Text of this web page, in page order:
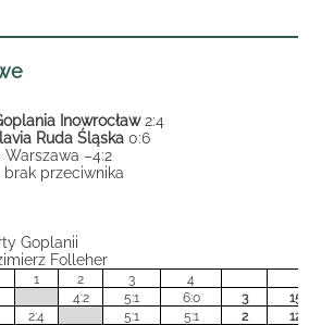
Inowrocław2:4
Ruda Śląska 0:6
Warszawa –4:2
przeciwnika
Goplanii
Folleher
1 2 3
4
4:2 5:1 6:0 3
2:4 5:1 5:1 2